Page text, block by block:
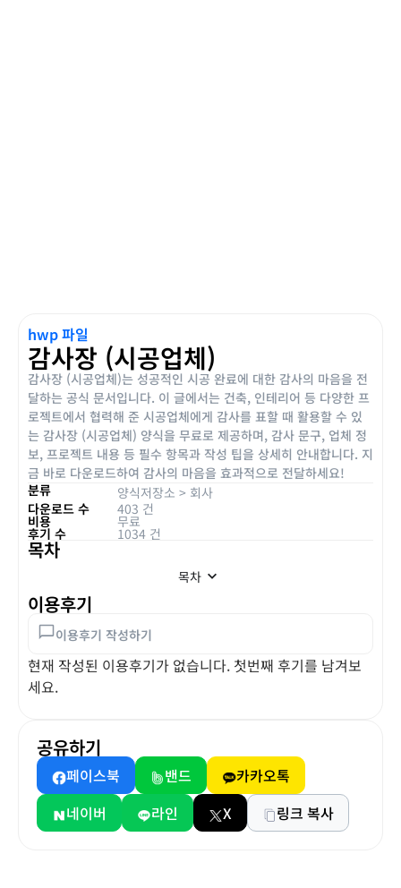
hwp 파일
감사장 (시공업체)
감사장 (시공업체)는 성공적인 시공 완료에 대한 감사의 마음을 전
달하는 공식 문서입니다. 이 글에서는 건축, 인테리어 등 다양한 프
로젝트에서 협력해 준 시공업체에게 감사를 표할 때 활용할 수 있
는 감사장 (시공업체) 양식을 무료로 제공하며, 감사 문구, 업체 정
보, 프로젝트 내용 등 필수 항목과 작성 팁을 상세히 안내합니다. 지
금 바로 다운로드하여 감사의 마음을 효과적으로 전달하세요!
분류
양식저장소 > 회사
다운로드 수
403 건
비용 무료
후기 수 1034 건
목차
목차
이용후기
이용후기 작성하기
현재 작성된 이용후기가 없습니다. 첫번째 후기를 남겨보
세요.
공유하기
페이스북 밴드
카카오톡
네이버
라인 X 링크 복사